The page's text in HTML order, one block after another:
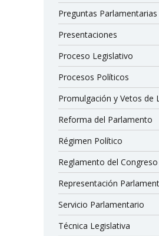
Preguntas Parlamentarias
Presentaciones
Proceso Legislativo
Procesos Políticos
Promulgación y Vetos de
Reforma del Parlamento
Régimen Político
Reglamento del Congreso
Representación
Servicio Parlamentario
Técnica Legislativa